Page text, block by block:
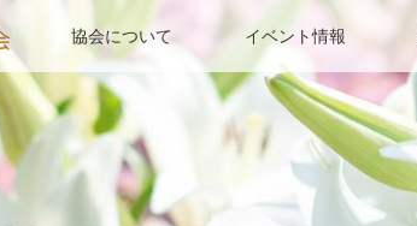
協会について イベント情報